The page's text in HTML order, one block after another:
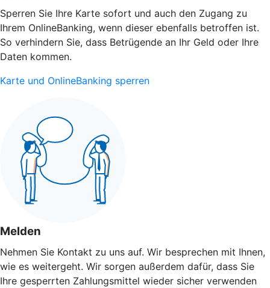
Sperren Sie Ihre Karte sofort und auch den Zugang zu
Ihrem OnlineBanking, wenn dieser ebenfalls betroffen ist.
So verhindern Sie, dass Betrügende an Ihr Geld oder Ihre
Daten kommen.
Karte und OnlineBanking sperren
Melden
Nehmen Sie Kontakt zu uns auf. Wir besprechen mit Ihnen,
wie es weitergeht. Wir sorgen außerdem dafür, dass Sie
Ihre gesperrten Zahlungsmittel wieder sicher verwenden